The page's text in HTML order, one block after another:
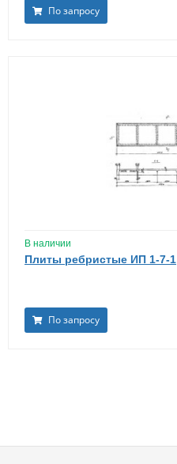
По запросу
В наличии
Плиты ребристые ИП 1-7-1
По запросу